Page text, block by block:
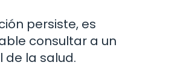
persiste, es
consultar a un
de la salud.